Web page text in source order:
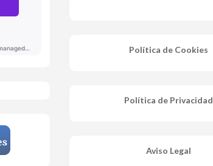
Política de Cookies
Política de Privacidad
Aviso Legal